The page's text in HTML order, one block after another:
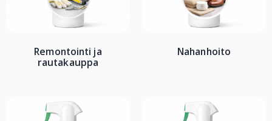
Remontointi ja
rautakauppa
Nahanhoito